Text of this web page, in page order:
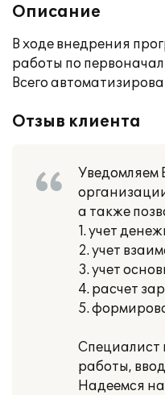
Описание
В ходе внедрения
работы по
Всего
Отзыв клиента
Уведомляем
а также
1. учет
2. учет
3. учет
4. расчет
5.
Специалист
работы,
Надеемся